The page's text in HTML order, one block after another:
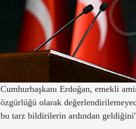
Cumhurbaşkanı Erdoğan, emekli
özgürlüğü olarak
bu tarz bildirilerin ardından